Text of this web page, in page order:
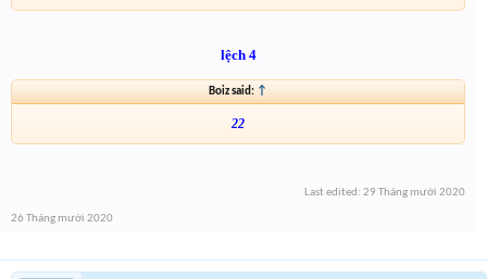
lệch 4
Boiz said: ↑
22
Last edited: 29 Tháng mười 2020
26 Tháng mười 2020